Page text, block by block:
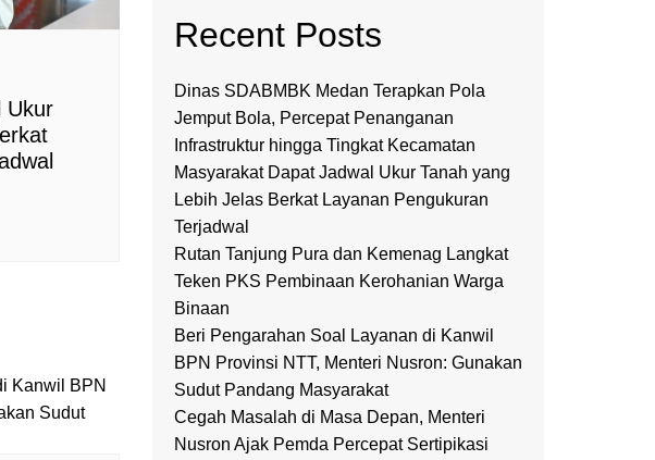
Ukur
Recent Posts
Dinas SDABMBK Medan Terapkan Pola
Jemput Bola, Percepat Penanganan
Infrastruktur hingga Tingkat Kecamatan
Masyarakat Dapat Jadwal Ukur Tanah yang
Lebih Jelas Berkat Layanan Pengukuran
Terjadwal
Rutan Tanjung Pura dan Kemenag Langkat
Teken PKS Pembinaan Kerohanian Warga
Binaan
Beri Pengarahan Soal Layanan di Kanwil
BPN Provinsi NTT, Menteri Nusron: Gunakan
Sudut Pandang Masyarakat
Cegah Masalah di Masa Depan, Menteri
Nusron Ajak Pemda Percepat Sertipikasi